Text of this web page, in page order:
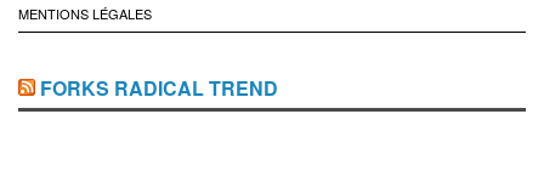
MENTIONS LÉGALES
FORKS RADICAL TREND